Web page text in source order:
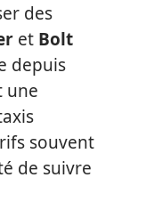
des
et Bolt
depuis
une
souvent
de suivre